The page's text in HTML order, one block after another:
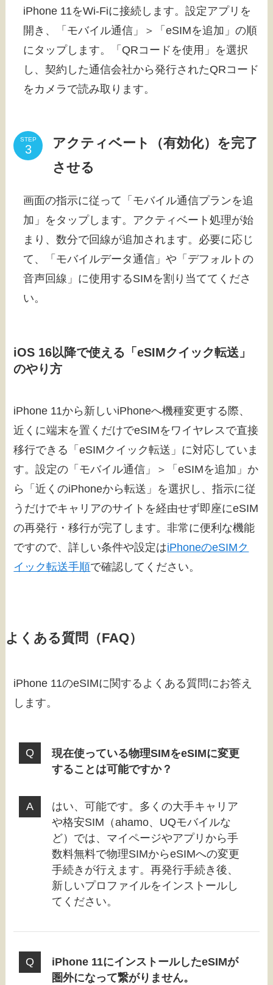
iPhone 11をWi-Fiに接続します。設定アプリを
開き、「モバイル通信」＞「eSIMを追加」の順
にタップします。「QRコードを使用」を選択
し、契約した通信会社から発行されたQRコード
をカメラで読み取ります。
STEP
アクティベート（有効化）を完了
させる
画面の指示に従って「モバイル通信プランを追
加」をタップします。アクティベート処理が始
まり、数分で回線が追加されます。必要に応じ
て、「モバイルデータ通信」や「デフォルトの
音声回線」に使用するSIMを割り当ててくださ
い。
iOS 16以降で使える「eSIMクイック転送」
のやり方
iPhone 11から新しいiPhoneへ機種変更する際、
近くに端末を置くだけでeSIMをワイヤレスで直接
移行できる「eSIMクイック転送」に対応していま
す。設定の「モバイル通信」＞「eSIMを追加」か
ら「近くのiPhoneから転送」を選択し、指示に従
うだけでキャリアのサイトを経由せず即座にeSIM
の再発行・移行が完了します。非常に便利な機能
ですので、詳しい条件や設定はiPhoneのeSIMク
イック転送手順で確認してください。
よくある質問（FAQ）
iPhone 11のeSIMに関するよくある質問にお答え
します。
現在使っている物理SIMをeSIMに変更
することは可能ですか？
はい、可能です。多くの大手キャリア
や格安SIM（ahamo、UQモバイルな
ど）では、マイページやアプリから手
数料無料で物理SIMからeSIMへの変更
手続きが行えます。再発行手続き後、
新しいプロファイルをインストールし
てください。
iPhone 11にインストールしたeSIMが
圏外になって繋がりません。